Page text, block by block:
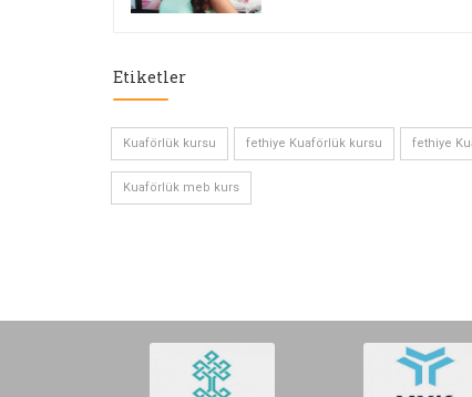
Etiketler
Kuaförlük kursu fethiye Kuaförlük kursu fethiye
Kuaförlük meb kurs